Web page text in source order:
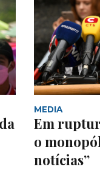
MEDIA
Em
o
notícias”